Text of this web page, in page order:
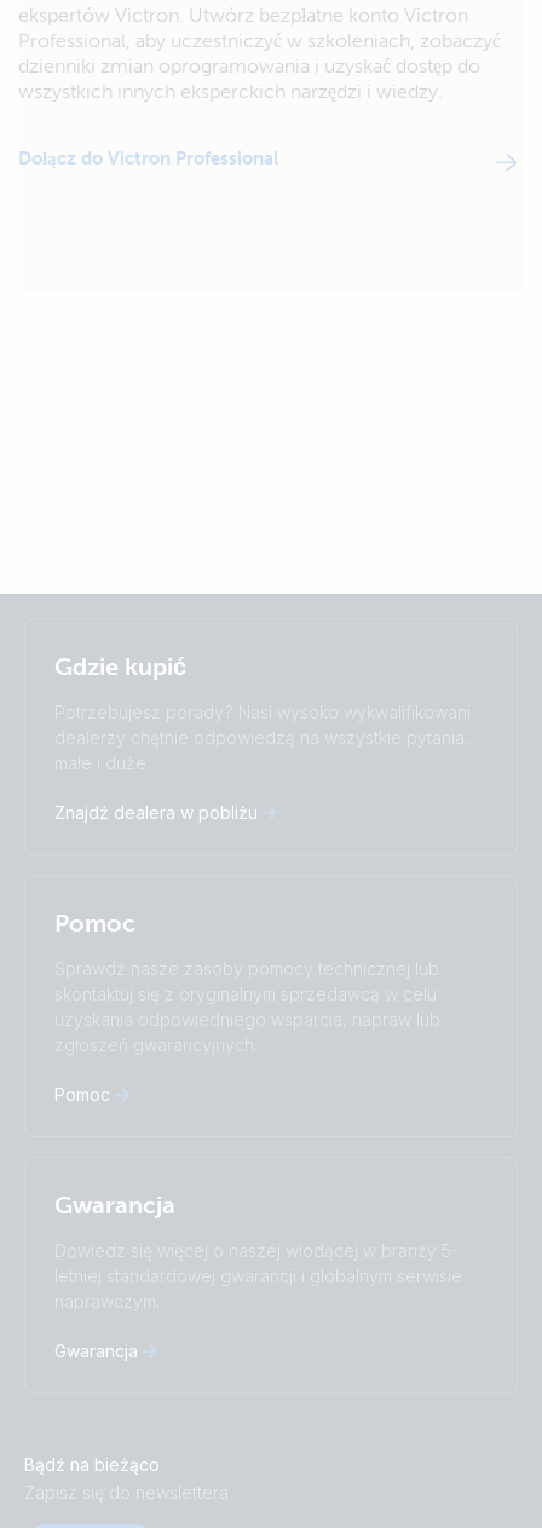
ekspertów Victron. Utwórz bezpłatne konto Victron
Professional, aby uczestniczyć w szkoleniach, zobaczyć
dzienniki zmian oprogramowania i uzyskać dostęp do
wszystkich innych eksperckich narzędzi i wiedzy.
Dołącz do Victron Professional
Polskie
Change language
Čeština
Dansk
Deutsch
Italiano
Suomalainen
Русский
Українська
中國人
Stay up to date
Subscribe
Gdzie kupić
Potrzebujesz porady? Nasi wysoko wykwalifikowani
dealerzy chętnie odpowiedzą na wszystkie pytania,
małe i duże.
Znajdź dealera w pobliżu
Pomoc
Sprawdź nasze zasoby pomocy technicznej lub
skontaktuj się z oryginalnym sprzedawcą w celu
uzyskania odpowiedniego wsparcia, napraw lub
zgłoszeń gwarancyjnych.
Pomoc
Gwarancja
Dowiedz się więcej o naszej wiodącej w branży 5-
letniej standardowej gwarancji i globalnym serwisie
naprawczym.
Gwarancja
Bądź na bieżąco
Zapisz się do newslettera